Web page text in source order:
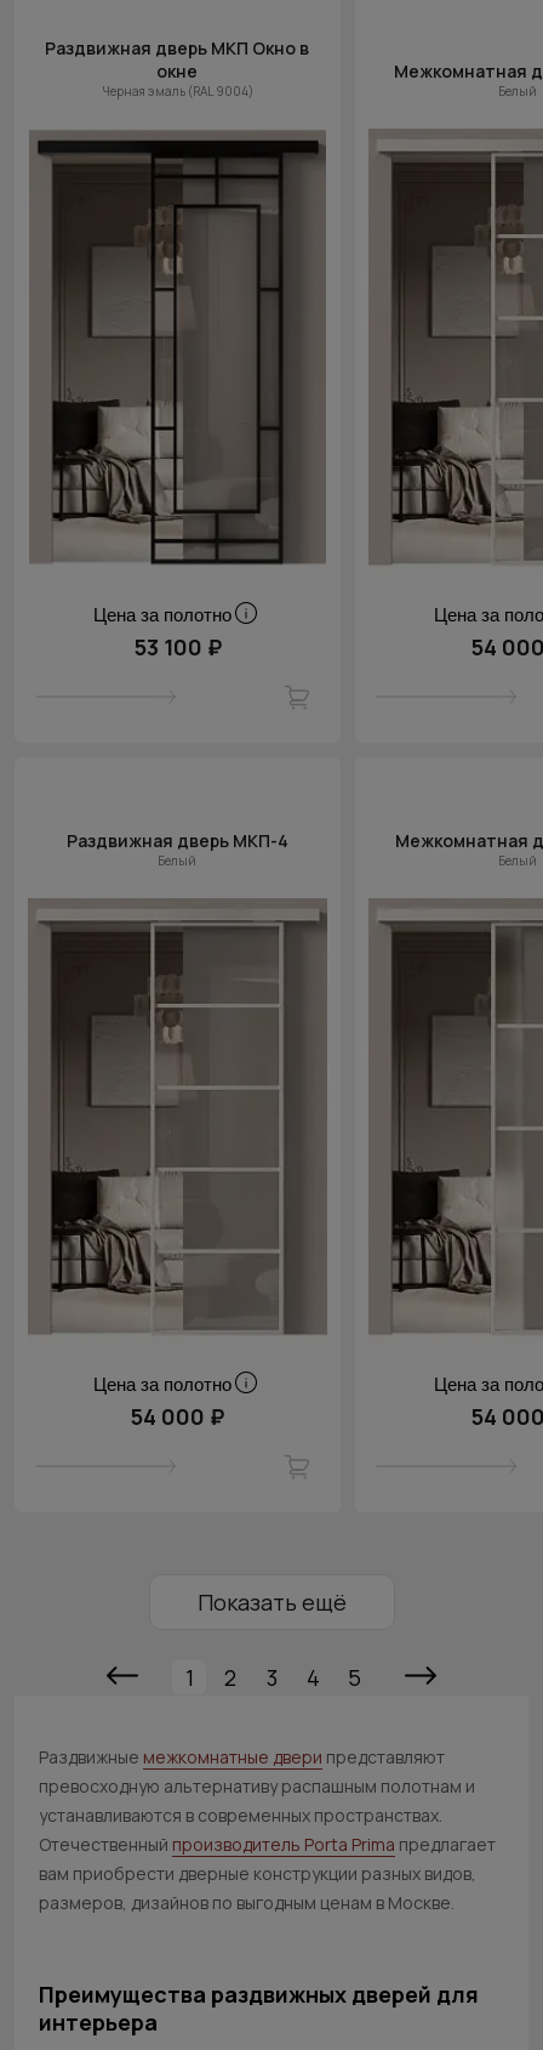
Раздвижная дверь МКП Окно в
окне
Черная эмаль (RAL 9004)
Цена за полотно
53 100 ₽
Межкомнатная
Белый
Цена за
54
Раздвижная дверь МКП-4
Белый
Цена за полотно
54 000 ₽
Межкомнатная
Белый
Цена за
54
Показать ещё
1 2 3 4 5
Раздвижные межкомнатные двери представляют
превосходную альтернативу распашным полотнам и
устанавливаются в современных пространствах.
Отечественный производитель Porta Prima предлагает
вам приобрести дверные конструкции разных видов,
размеров, дизайнов по выгодным ценам в Москве.
Преимущества раздвижных дверей для
интерьера